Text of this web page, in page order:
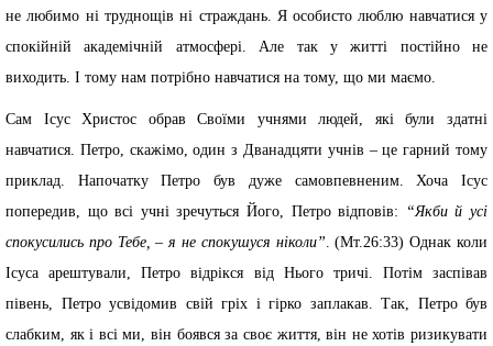
не любимо ні труднощів ні страждань. Я особисто люблю навчатися у
спокійній академічній атмосфері. Але так у житті постійно не
виходить. І тому нам потрібно навчатися на тому, що ми маємо.
Сам Ісус Христос обрав Своїми учнями людей, які були здатні
навчатися. Петро, скажімо, один з Дванадцяти учнів – це гарний тому
приклад. Напочатку Петро був дуже самовпевненим. Хоча Ісус
попередив, що всі учні зречуться Його, Петро відповів:
“Якби й усі
спокусились про Тебе, – я не спокушуся ніколи” . (Мт.26:33) Однак коли
Ісуса арештували, Петро відрікся від Нього тричі. Потім заспівав
півень, Петро усвідомив свій гріх і гірко заплакав. Так, Петро був
слабким, як і всі ми, він боявся за своє життя, він не хотів ризикувати